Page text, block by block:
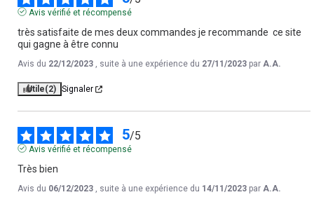
Avis vérifié et récompensé
très satisfaite de mes deux commandes je recommande  ce site
qui gagne à être connu
Avis du 22/12/2023 , suite à une expérience du 27/11/2023 par A.A.
Utile(2) Signaler
5/5
Avis vérifié et récompensé
Très bien
Avis du 06/12/2023 , suite à une expérience du 14/11/2023 par A.A.